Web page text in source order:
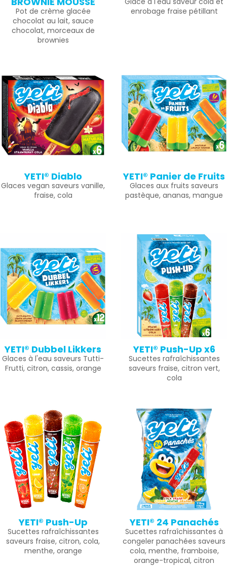
Pot de crème glacée
chocolat au lait, sauce
chocolat, morceaux de
brownies
enrobage fraise pétillant
YETI® Diablo
Glaces vegan saveurs vanille,
fraise, cola
YETI® Panier de Fruits
Glaces aux fruits saveurs
pastèque, ananas, mangue
YETI® Dubbel Likkers
Glaces à l'eau saveurs Tutti-
Frutti, citron, cassis, orange
YETI® Push-Up x6
Sucettes rafraîchissantes
saveurs fraise, citron vert,
cola
YETI® Push-Up
Sucettes rafraîchissantes
saveurs fraise, citron, cola,
menthe, orange
YETI® 24 Panachés
Sucettes rafraîchissantes à
congeler panachées saveurs
cola, menthe, framboise,
orange-tropical, citron